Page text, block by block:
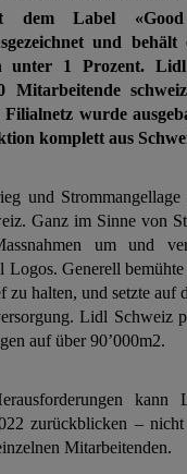
dem Label
und behält
unter 1 Prozent. Lidl
Mitarbeitende
wurde
komplett aus
und
Ganz im Sinne von
um und
Logos. Generell
zu halten, und setzte auf
Lidl Schweiz
auf über 90’000m2.
zurückblicken –
Mitarbeitenden.